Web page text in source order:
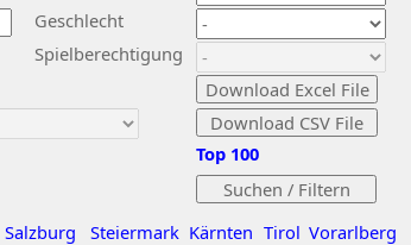
Geschlecht
Spielberechtigung
Salzburg Steiermark Kärnten Tirol Vorarlberg
Top 100